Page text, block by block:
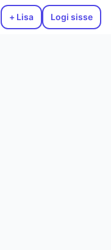
+ Lisa Logi sisse